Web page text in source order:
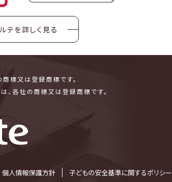
テを詳しく見る
商標又は登録商標です。
、各社の商標又は登録商標です。
個⼈情報保護⽅針 子どもの安全基準に関するポリシー